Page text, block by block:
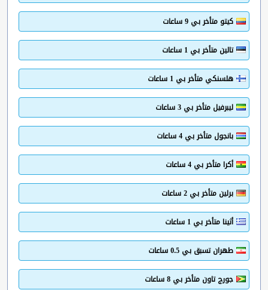
كيتو متأخر بي 9 ساعات
تالين متأخر بي 1 ساعات
هلسنكي متأخر بي 1 ساعات
ليبرفيل متأخر بي 3 ساعات
بانجول متأخر بي 4 ساعات
أكرا متأخر بي 4 ساعات
برلين متأخر بي 2 ساعات
أثينا متأخر بي 1 ساعات
طهران تسبق بي 0.5 ساعات
جورج تاون متأخر بي 8 ساعات